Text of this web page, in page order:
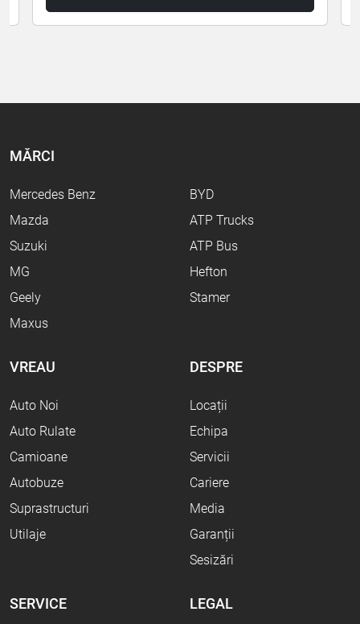
MĂRCI
Mercedes Benz
Mazda
Suzuki
MG
Geely
Maxus
BYD
ATP Trucks
ATP Bus
Hefton
Stamer
VREAU
Auto Noi
Auto Rulate
Camioane
Autobuze
Suprastructuri
Utilaje
DESPRE
Locații
Echipa
Servicii
Cariere
Media
Garanții
Sesizări
SERVICE LEGAL